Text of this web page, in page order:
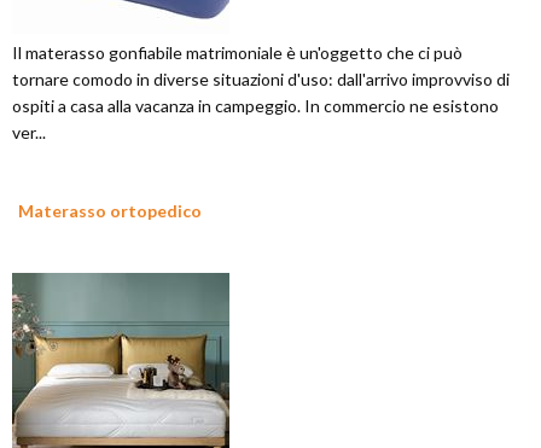
Il materasso gonfiabile matrimoniale è un'oggetto che ci può
tornare comodo in diverse situazioni d'uso: dall'arrivo improvviso di
ospiti a casa alla vacanza in campeggio. In commercio ne esistono
ver...
Materasso ortopedico